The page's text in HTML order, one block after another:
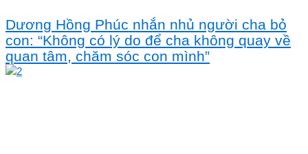
Dương Hồng Phúc nhắn nhủ người cha bỏ
con: “Không có lý do để cha không quay về
quan tâm, chăm sóc con mình”